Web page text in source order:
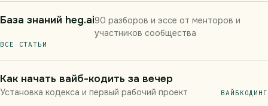
База знаний heg.ai90 разборов и эссе от менторов и
участников сообщества
ВСЕ СТАТЬИ
Как начать вайб-кодить за вечер
Установка кодекса и первый рабочий проект ВАЙБКОДИНГ